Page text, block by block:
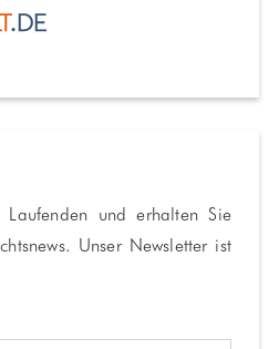
und erhalten Sie
Unser Newsletter ist